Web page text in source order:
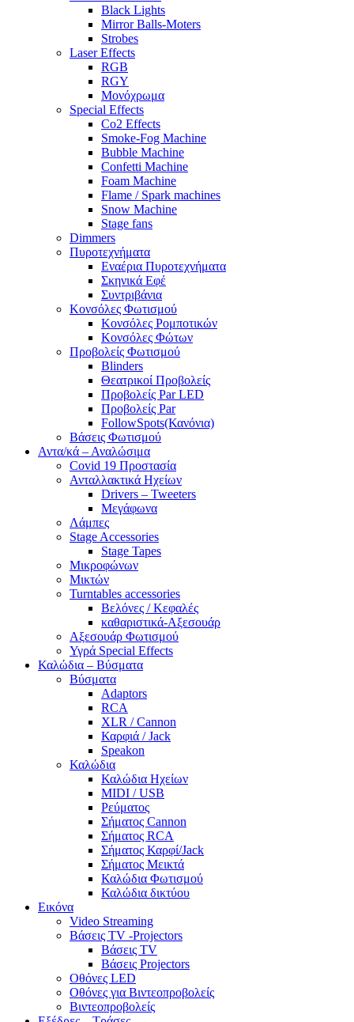
Black Lights
Mirror Balls-Moters
Strobes
Laser Effects
RGB
RGY
Μονόχρωμα
Special Effects
Co2 Effects
Smoke-Fog Machine
Bubble Machine
Confetti Machine
Foam Machine
Flame / Spark machines
Snow Machine
Stage fans
Dimmers
Πυροτεχνήματα
Εναέρια Πυροτεχνήματα
Σκηνικά Εφέ
Συντριβάνια
Κονσόλες Φωτισμού
Κονσόλες Ρομποτικών
Κονσόλες Φώτων
Προβολείς Φωτισμού
Blinders
Θεατρικοί Προβολείς
Προβολείς Par LED
Προβολείς Par
FollowSpots(Κανόνια)
Βάσεις Φωτισμού
Αντα/κά – Αναλώσιμα
Covid 19 Προστασία
Ανταλλακτικά Ηχείων
Drivers – Tweeters
Μεγάφωνα
Λάμπες
Stage Accessories
Stage Tapes
Μικροφώνων
Μικτών
Turntables accessories
Βελόνες / Κεφαλές
καθαριστικά-Αξεσουάρ
Αξεσουάρ Φωτισμού
Υγρά Special Effects
Καλώδια – Βύσματα
Βύσματα
Adaptors
RCA
XLR / Cannon
Καρφιά / Jack
Speakon
Καλώδια
Καλώδια Ηχείων
MIDI / USB
Ρεύματος
Σήματος Cannon
Σήματος RCA
Σήματος Καρφί/Jack
Σήματος Μεικτά
Καλώδια Φωτισμού
Καλώδια δικτύου
Εικόνα
Video Streaming
Βάσεις TV -Projectors
Βάσεις TV
Βάσεις Projectors
Οθόνες LED
Οθόνες για Βιντεοπροβολείς
Βιντεοπροβολείς